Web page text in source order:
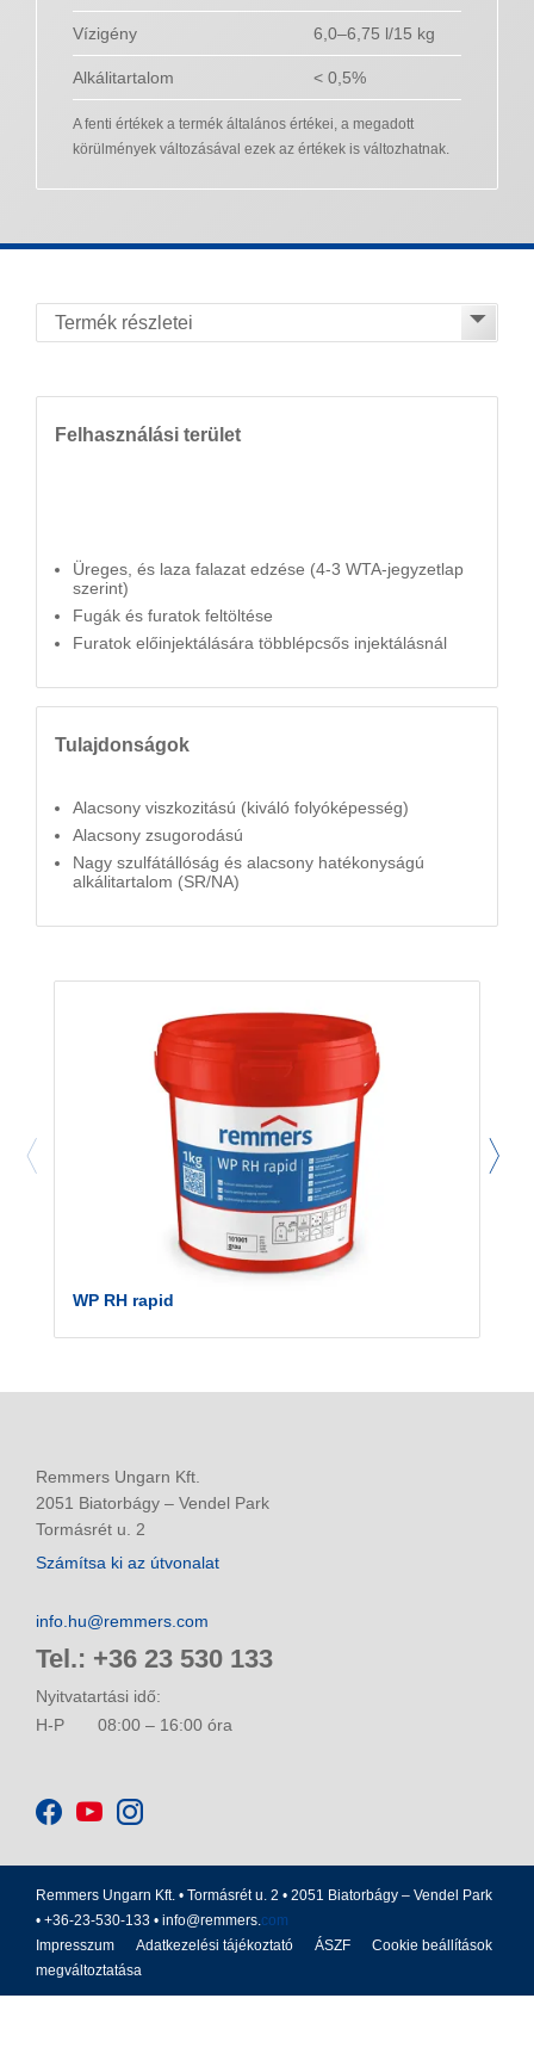
Vízigény 6,0–6,75 l/15 kg
Alkálitartalom < 0,5%
A fenti értékek a termék általános értékei, a megadott
körülmények változásával ezek az értékek is változhatnak.
Felhasználási terület
Üreges, és laza falazat edzése (4-3 WTA-jegyzetlap
szerint)
Fugák és furatok feltöltése
Furatok előinjektálására többlépcsős injektálásnál
Tulajdonságok
Alacsony viszkozitású (kiváló folyóképesség)
Alacsony zsugorodású
Nagy szulfátállóság és alacsony hatékonyságú
alkálitartalom (SR/NA)
WP RH rapid
Remmers Ungarn Kft.
2051 Biatorbágy – Vendel Park
Tormásrét u. 2
Számítsa ki az útvonalat
info.hu@remmers.com
Tel.: +36 23 530 133
Nyitvatartási idő:
H-P
08:00 – 16:00 óra
Remmers Ungarn Kft. • Tormásrét u. 2 • 2051 Biatorbágy – Vendel Park
• +36-23-530-133 • info@remmers.com
Impresszum
Adatkezelési tájékoztató ÁSZF
Cookie beállítások
megváltoztatása